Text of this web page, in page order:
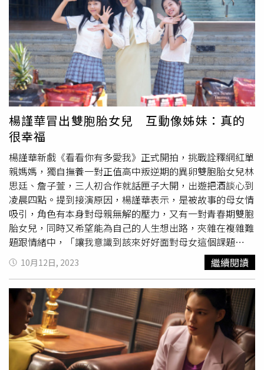
「凱希失蹤案」引起話題，凱希和莉莉各有所思，同意配合
媽媽最後一次。不料眾人以為的假失蹤釀成真綁架，這起綁
架事件帶出怡安不為人知的黑暗過往，以及長年深埋的心
結。鍾承翰（右）與李維維（左）在多年後再次合作演夫
妻，彼此都覺得很巧。（圖/焦正德攝）
是不是真的知道自己有做錯事情。」但若是跟劇中一樣發現
另一伴跟別人「咿咿呀呀」，陳璽安則會考慮到現場找答
案，避免誤會，「當然要視現場情況而定啦，不然我回家一
定會一直想。」陳璽安自曝曾交往控制狂女友。（圖／時創
影業）陳璽安在劇中飾演繼承家業的執行長，對於自己培養
出來的員工楊宥欣（紀培慧
飾演）十分信任，更是屢屢為
了楊宥欣與太太趙彗星起爭執。在戲外，陳璽安除了演員身
份外，也是白手起家的企業老闆，提到管理原則，他說：
「我一直都希望能跟員工或是工作夥伴打成一片，像好朋友
一起共事的感覺，但現實中有時太沒有距離或是太輕鬆的氣
氛反而會讓一些事情無法達成共識。」《沒有你依然燦爛》
劇情越來越精彩，盧慕雲夾在窒息的婚姻中愛著老婆趙彗
星，卻又從金若希身上找到出口與輕鬆，再加上邱世健與趙
彗星若有似無的情感，讓這四人的感情更加錯綜複雜。 ◎
喝酒勿開車！飲酒過量，有害健康，未滿18歲請勿飲酒。
楊謹華冒出雙胞胎女兒 互動像姊妹：真的
很幸福
楊謹華新戲《看看你有多愛我》正式開拍，挑戰詮釋網紅單
親媽媽，獨自撫養一對正值高中叛逆期的異卵雙胞胎女兒林
思廷、詹子萱，三人初合作就話匣子大開，出遊把酒談心到
凌晨四點。提到接演原因，楊謹華表示，是被故事的母女情
吸引，角色有本身對母親無解的壓力，又有一對青春期雙胞
胎女兒，同時又希望能為自己的人生想出路，夾雜在複雜難
題跟情緒中，「讓我意識到該來好好面對母女這個課題
了！」導演葉天倫吐露：「多年前曾與謹華同台飆戲，當導
演後第一次邀請她演出，沒想到她一口答應。近年來她的表
演能量愈發成熟，也跟我們討論很多關於角色的心路歷程，
期待她將自己的想法融入角色，增添更多想像空間。」異卵
雙胞胎姊妹由憑《超感應學園》入圍金鐘新人的林思廷，以
及在電影《罪後真相》中展露頭角的詹子萱飾演。姊姊凱希
長大後叛逆有個性，林思廷坦言：「有別於過往詮釋的角色
都比較活潑外向，凱希的個性跟私下的我很像，彷彿回到高
10月12日, 2023 繼續閱讀